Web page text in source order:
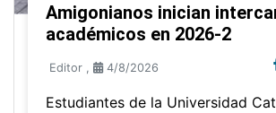
Amigonianos inician
académicos en 2026-2
Editor , 4/8/2026
Estudiantes de la Universidad